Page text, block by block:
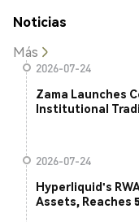
Noticias
Más
2026-07-24
Zama Launches
Institutional
2026-07-24
Hyperliquid's
Assets, Reaches